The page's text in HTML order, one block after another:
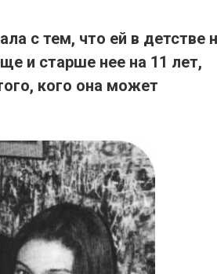
с тем, что ей в детстве
и старше нее на 11 лет,
кого она может